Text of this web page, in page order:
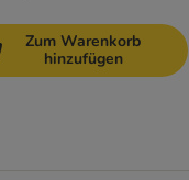
Zum Warenkorb
hinzufügen